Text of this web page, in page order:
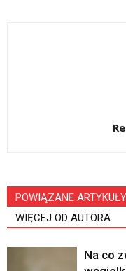
POWIĄZANE ARTYKUŁY
WIĘCEJ OD AUTORA
Na co